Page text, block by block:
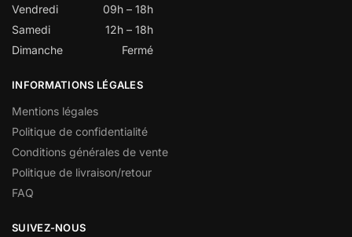
Vendredi
09h – 18h
Samedi
12h – 18h
Dimanche
Fermé
INFORMATIONS LÉGALES
Mentions légales
Politique de confidentialité
Conditions générales de vente
Politique de livraison/retour
FAQ
SUIVEZ-NOUS